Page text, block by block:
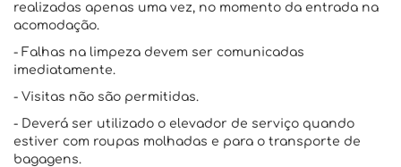
realizadas apenas uma vez, no momento da entrada na
acomodação.
- Falhas na limpeza devem ser comunicadas
imediatamente.
- Visitas não são permitidas.
- Deverá ser utilizado o elevador de serviço quando
estiver com roupas molhadas e para o transporte de
bagagens.